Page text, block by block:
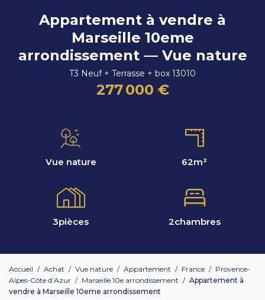
Appartement à vendre à
Marseille 10eme
arrondissement — Vue nature
T3 Neuf + Terrasse + box 13010
277 000 €
Vue nature 62m²
3pièces 2chambres
Accueil / Achat / Vue nature / Appartement / France / Provence-
Alpes-Côte d’Azur / Marseille 10e arrondissement / Appartement à
vendre à Marseille 10eme arrondissement